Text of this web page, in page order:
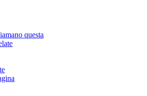
questa